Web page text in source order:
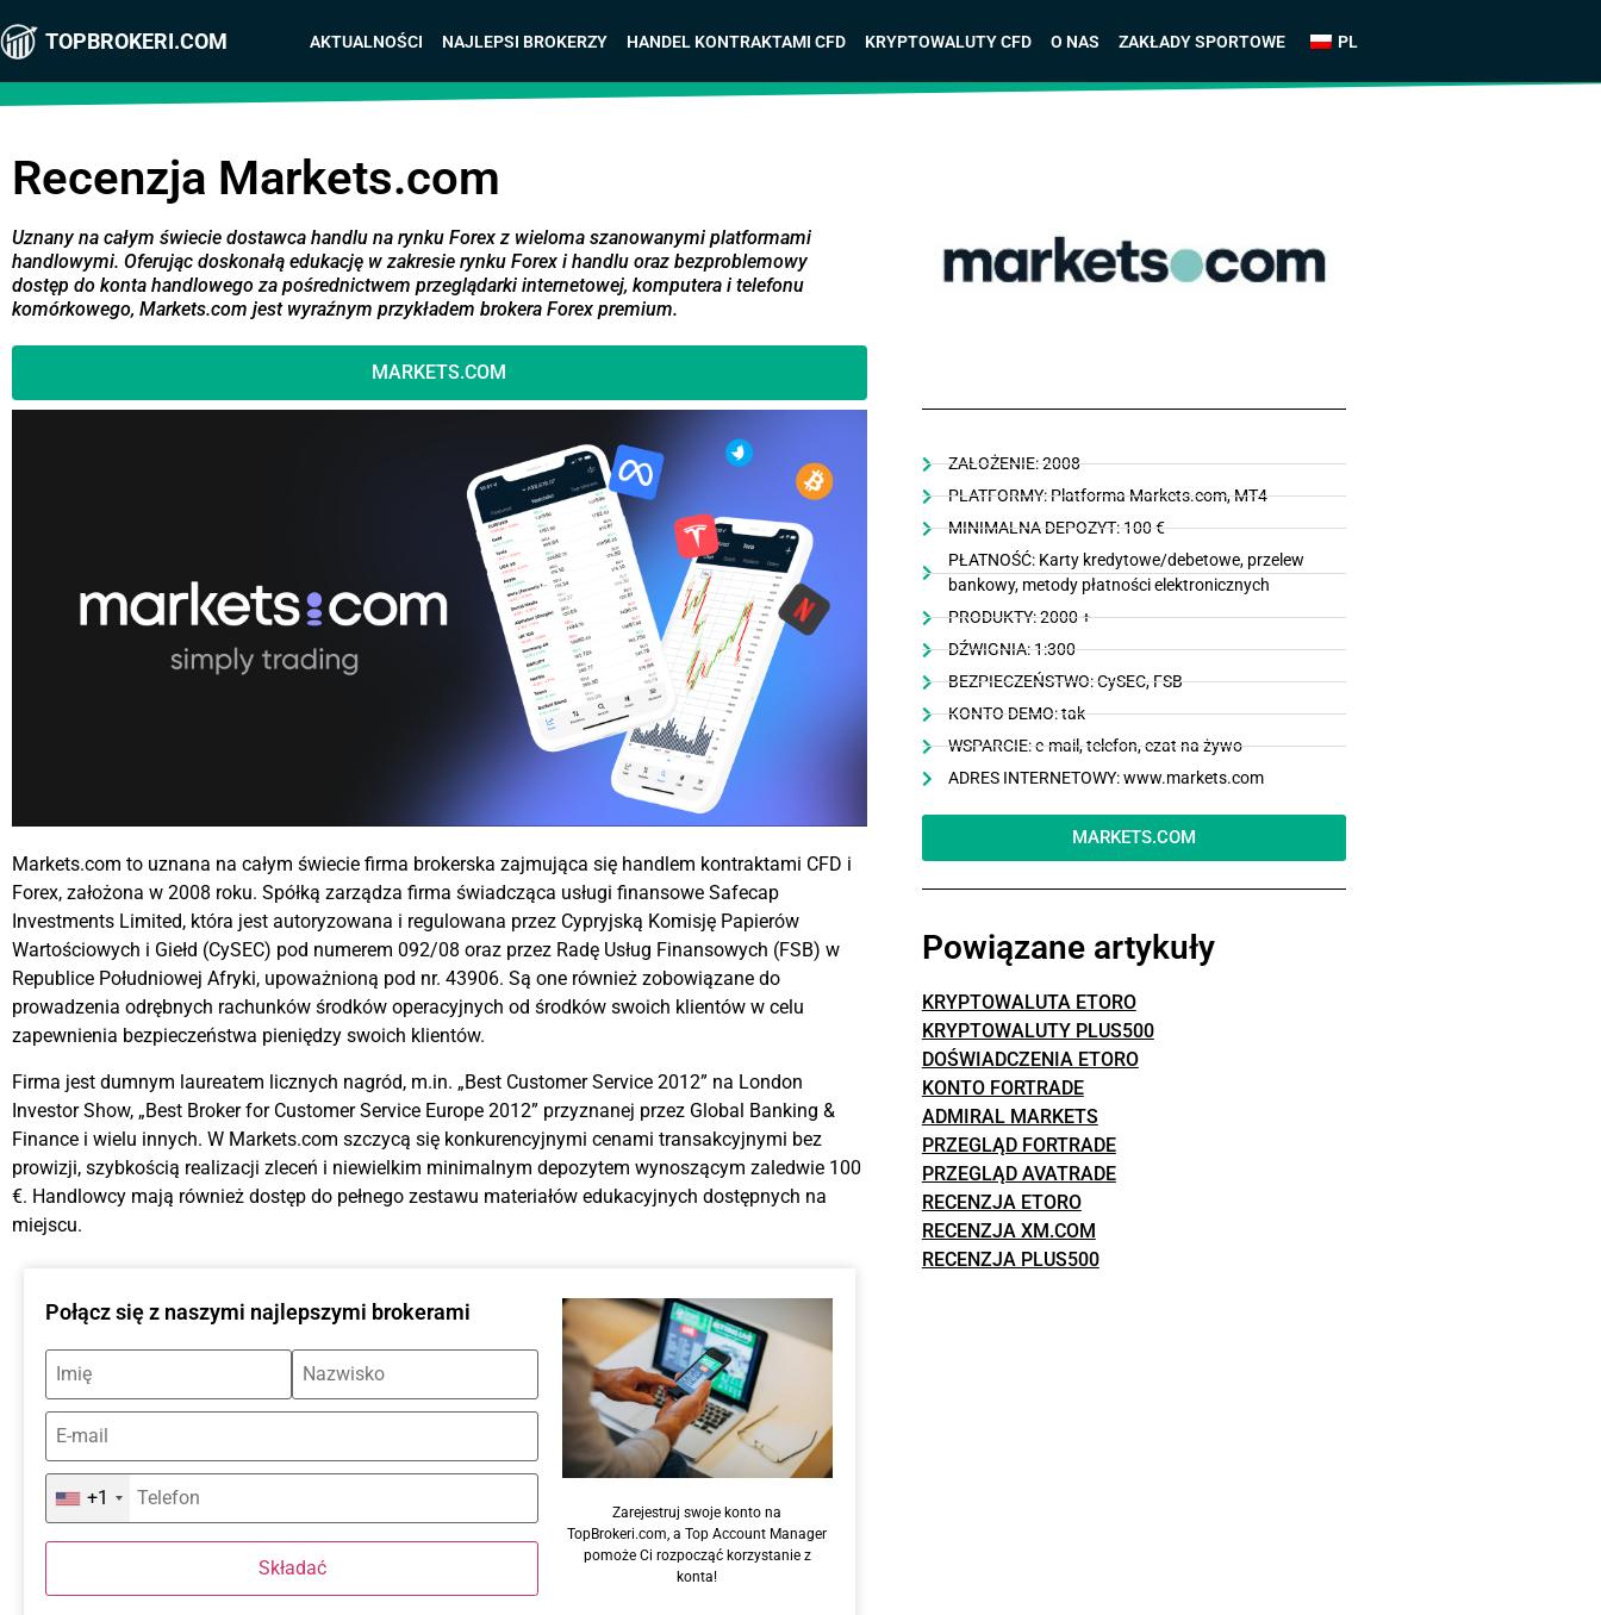
TOPBROKERI.COM AKTUALNOŚCI NAJLEPSI BROKERZY HANDEL KONTRAKTAMI CFD KRYPTOWALUTY CFD O NAS ZAKŁADY SPORTOWE PL
Recenzja Markets.com
Uznany na całym świecie dostawca handlu na rynku Forex z wieloma szanowanymi platformami
handlowymi. Oferując doskonałą edukację w zakresie rynku Forex i handlu oraz bezproblemowy
dostęp do konta handlowego za pośrednictwem przeglądarki internetowej, komputera i telefonu
komórkowego, Markets.com jest wyraźnym przykładem brokera Forex premium.
MARKETS.COM
Markets.com to uznana na całym świecie firma brokerska zajmująca się handlem kontraktami CFD i
Forex, założona w 2008 roku. Spółką zarządza firma świadcząca usługi finansowe Safecap
Investments Limited, która jest autoryzowana i regulowana przez Cypryjską Komisję Papierów
Wartościowych i Giełd (CySEC) pod numerem 092/08 oraz przez Radę Usług Finansowych (FSB) w
Republice Południowej Afryki, upoważnioną pod nr. 43906. Są one również zobowiązane do
prowadzenia odrębnych rachunków środków operacyjnych od środków swoich klientów w celu
zapewnienia bezpieczeństwa pieniędzy swoich klientów.
Firma jest dumnym laureatem licznych nagród, m.in. „Best Customer Service 2012” na London
Investor Show, „Best Broker for Customer Service Europe 2012” przyznanej przez Global Banking &
Finance i wielu innych. W Markets.com szczycą się konkurencyjnymi cenami transakcyjnymi bez
prowizji, szybkością realizacji zleceń i niewielkim minimalnym depozytem wynoszącym zaledwie 100
€. Handlowcy mają również dostęp do pełnego zestawu materiałów edukacyjnych dostępnych na
miejscu.
Połącz się z naszymi najlepszymi brokerami
+1
Składać
Zarejestruj swoje konto na
TopBrokeri.com, a Top Account Manager
pomoże Ci rozpocząć korzystanie z
konta!
ZAŁOŻENIE: 2008
PLATFORMY: Platforma Markets.com, MT4
MINIMALNA DEPOZYT: 100 €
PŁATNOŚĆ: Karty kredytowe/debetowe, przelew
bankowy, metody płatności elektronicznych
PRODUKTY: 2000 +
DŹWIGNIA: 1:300
BEZPIECZEŃSTWO: CySEC, FSB
KONTO DEMO: tak
WSPARCIE: e-mail, telefon, czat na żywo
ADRES INTERNETOWY: www.markets.com
MARKETS.COM
Powiązane artykuły
KRYPTOWALUTA ETORO
KRYPTOWALUTY PLUS500
DOŚWIADCZENIA ETORO
KONTO FORTRADE
ADMIRAL MARKETS
PRZEGLĄD FORTRADE
PRZEGLĄD AVATRADE
RECENZJA ETORO
RECENZJA XM.COM
RECENZJA PLUS500